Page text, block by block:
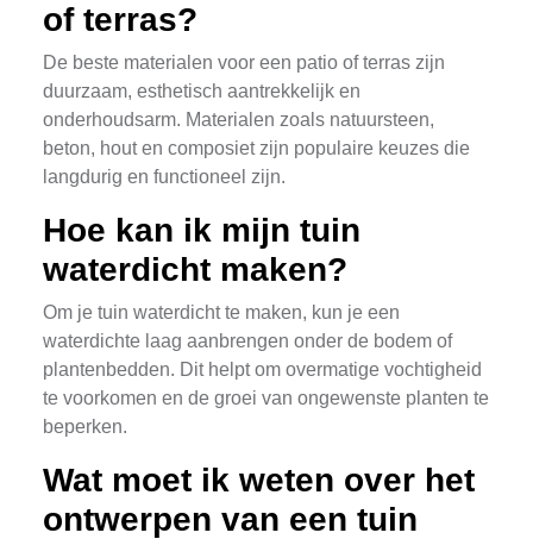
of terras?
De beste materialen voor een patio of terras zijn
duurzaam, esthetisch aantrekkelijk en
onderhoudsarm. Materialen zoals natuursteen,
beton, hout en composiet zijn populaire keuzes die
langdurig en functioneel zijn.
Hoe kan ik mijn tuin
waterdicht maken?
Om je tuin waterdicht te maken, kun je een
waterdichte laag aanbrengen onder de bodem of
plantenbedden. Dit helpt om overmatige vochtigheid
te voorkomen en de groei van ongewenste planten te
beperken.
Wat moet ik weten over het
ontwerpen van een tuin